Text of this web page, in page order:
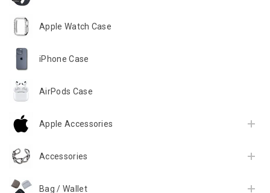
Apple Watch Case
iPhone Case
AirPods Case
Apple Accessories
Accessories
Bag / Wallet